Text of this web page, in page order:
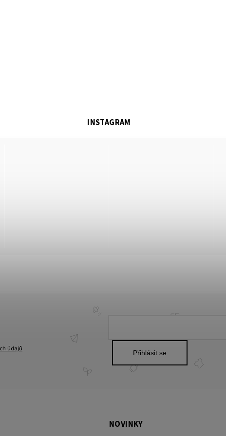
INSTAGRAM
NOVINKY
údajů
Přihlásit se